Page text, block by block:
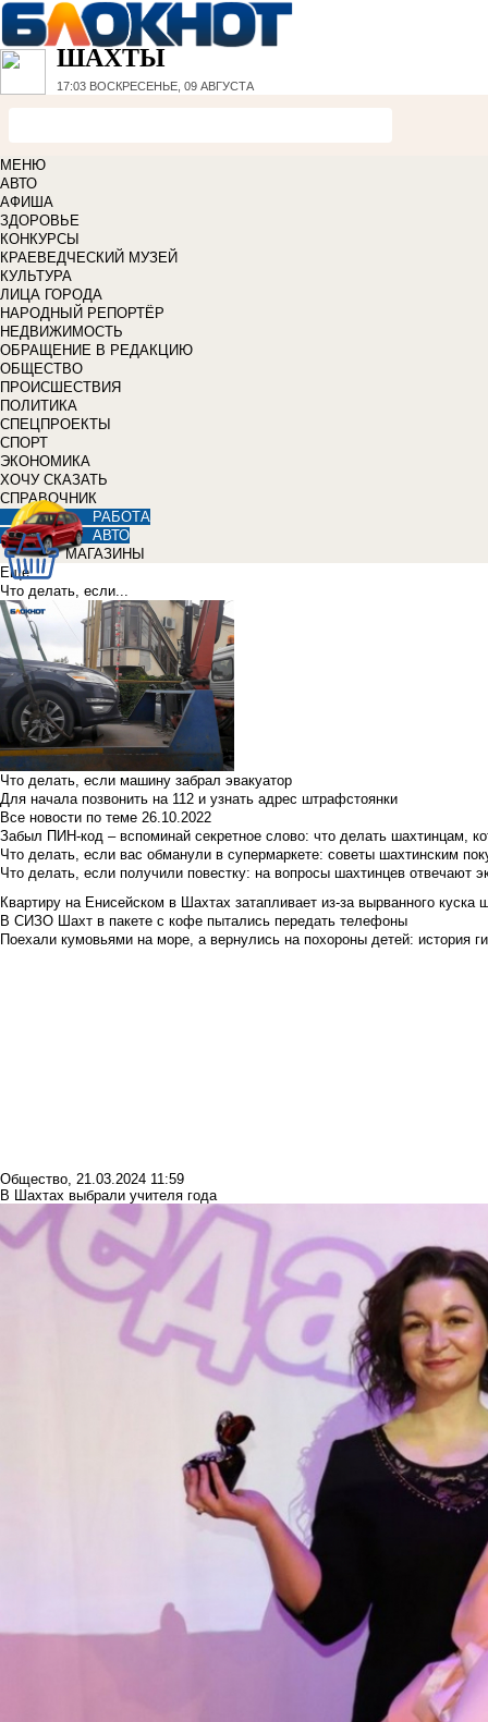
ШАХТЫ
17:03 ВОСКРЕСЕНЬЕ, 09 АВГУСТА
МЕНЮ
АВТО
АФИША
ЗДОРОВЬЕ
КОНКУРСЫ
КРАЕВЕДЧЕСКИЙ МУЗЕЙ
КУЛЬТУРА
ЛИЦА ГОРОДА
НАРОДНЫЙ РЕПОРТЁР
НЕДВИЖИМОСТЬ
ОБРАЩЕНИЕ В РЕДАКЦИЮ
ОБЩЕСТВО
ПРОИСШЕСТВИЯ
ПОЛИТИКА
СПЕЦПРОЕКТЫ
СПОРТ
ЭКОНОМИКА
ХОЧУ СКАЗАТЬ
СПРАВОЧНИК
РАБОТА
АВТО
МАГАЗИНЫ
Еще
Что делать, если...
Что делать, если машину забрал эвакуатор
Для начала позвонить на 112 и узнать адрес штрафстоянки
Все новости по теме 26.10.2022
Забыл ПИН-код – вспоминай секретное слово: что делать шахтинцам,
Что делать, если вас обманули в супермаркете: советы шахтинским
Что делать, если получили повестку: на вопросы шахтинцев отвечают
Квартиру на Енисейском в Шахтах затапливает из-за вырванного
В СИЗО Шахт в пакете с кофе пытались передать телефоны
Поехали кумовьями на море, а вернулись на похороны детей: история
Общество, 21.03.2024 11:59
В Шахтах выбрали учителя года